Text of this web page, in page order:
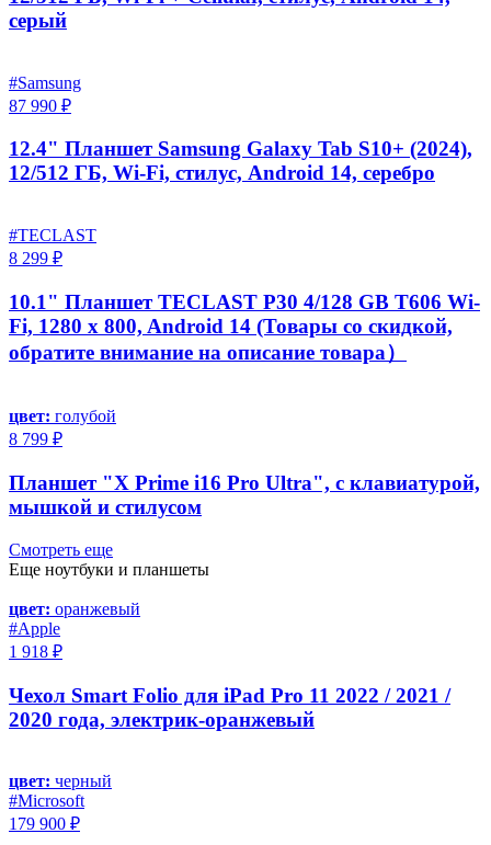
серый
#Samsung
87 990 ₽
12.4" Планшет Samsung Galaxy Tab S10+ (2024),
12/512 ГБ, Wi-Fi, стилус, Android 14, серебро
#TECLAST
8 299 ₽
10.1" Планшет TECLAST P30 4/128 GB T606 Wi-
Fi, 1280 x 800, Android 14 (Товары со скидкой,
обратите внимание на описание товара）
цвет: голубой
8 799 ₽
Планшет "X Prime i16 Pro Ultra", с клавиатурой,
мышкой и стилусом
Смотреть еще
Еще ноутбуки и планшеты
цвет: оранжевый
#Apple
1 918 ₽
Чехол Smart Folio для iPad Pro 11 2022 / 2021 /
2020 года, электрик-оранжевый
цвет: черный
#Microsoft
179 900 ₽